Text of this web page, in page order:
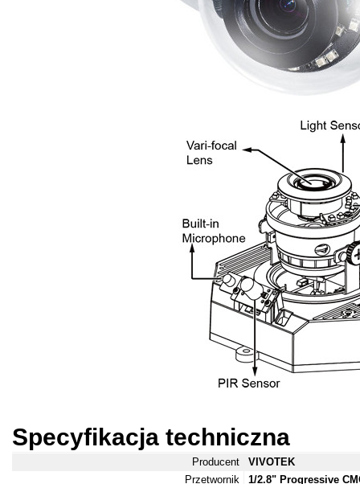
Specyfikacja techniczna
Producent
VIVOTEK
Przetwornik
1/2.8" Progressive